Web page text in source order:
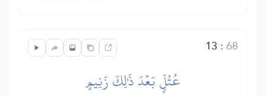
13 :68
عُتُلِّۭ بَعۡدَ ذَٰلِكَ زَنِيمٍ